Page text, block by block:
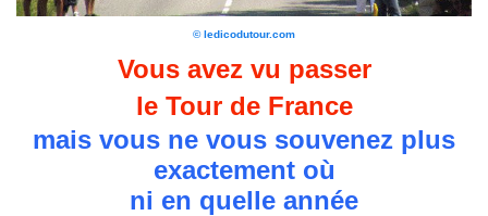
© ledicodutour.com
Vous avez vu passer
le Tour de France
mais vous ne vous souvenez plus
exactement où
ni en quelle année